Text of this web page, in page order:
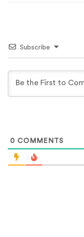
Subscribe
0 COMMENTS